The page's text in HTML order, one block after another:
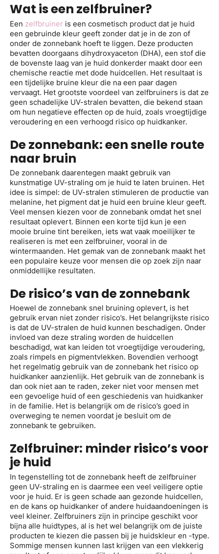
Wat is een zelfbruiner?
Een zelfbruiner is een cosmetisch product dat je huid
een gebruinde kleur geeft zonder dat je in de zon of
onder de zonnebank hoeft te liggen. Deze producten
bevatten doorgaans dihydroxyaceton (DHA), een stof die
de bovenste laag van je huid donkerder maakt door een
chemische reactie met dode huidcellen. Het resultaat is
een tijdelijke bruine kleur die na een paar dagen
vervaagt. Het grootste voordeel van zelfbruiners is dat ze
geen schadelijke UV-stralen bevatten, die bekend staan
om hun negatieve effecten op de huid, zoals vroegtijdige
veroudering en een verhoogd risico op huidkanker.
De zonnebank: een snelle route
naar bruin
De zonnebank daarentegen maakt gebruik van
kunstmatige UV-straling om je huid te laten bruinen. Het
idee is simpel: de UV-stralen stimuleren de productie van
melanine, het pigment dat je huid een bruine kleur geeft.
Veel mensen kiezen voor de zonnebank omdat het snel
resultaat oplevert. Binnen een korte tijd kun je een
mooie bruine tint bereiken, iets wat vaak moeilijker te
realiseren is met een zelfbruiner, vooral in de
wintermaanden. Het gemak van de zonnebank maakt het
een populaire keuze voor mensen die op zoek zijn naar
onmiddellijke resultaten.
De risico’s van de zonnebank
Hoewel de zonnebank snel bruining oplevert, is het
gebruik ervan niet zonder risico’s. Het belangrijkste risico
is dat de UV-stralen de huid kunnen beschadigen. Onder
invloed van deze straling worden de huidcellen
beschadigd, wat kan leiden tot vroegtijdige veroudering,
zoals rimpels en pigmentvlekken. Bovendien verhoogt
het regelmatig gebruik van de zonnebank het risico op
huidkanker aanzienlijk. Het gebruik van de zonnebank is
dan ook niet aan te raden, zeker niet voor mensen met
een gevoelige huid of een geschiedenis van huidkanker
in de familie. Het is belangrijk om de risico’s goed in
overweging te nemen voordat je besluit om de
zonnebank te gebruiken.
Zelfbruiner: minder risico’s voor
je huid
In tegenstelling tot de zonnebank heeft de zelfbruiner
geen UV-straling en is daarmee een veel veiligere optie
voor je huid. Er is geen schade aan gezonde huidcellen,
en de kans op huidkanker of andere huidaandoeningen is
veel kleiner. Zelfbruiners zijn in principe geschikt voor
bijna alle huidtypes, al is het wel belangrijk om de juiste
producten te kiezen die passen bij je huidskleur en -type.
Sommige mensen kunnen last krijgen van een vlekkerig